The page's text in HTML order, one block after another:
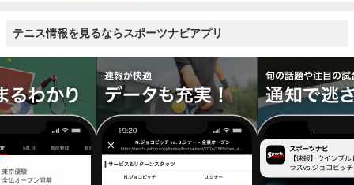
テニス情報を見るならスポーツナビアプリ